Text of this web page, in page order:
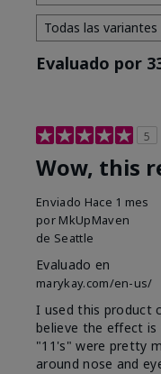
Evaluado por
5
Wow, this
Enviado Hace 1 mes
por MkUpMaven
de Seattle
Evaluado en
marykay.com/en-us/
I used this product
believe the effect
"11's" were pretty
around nose and